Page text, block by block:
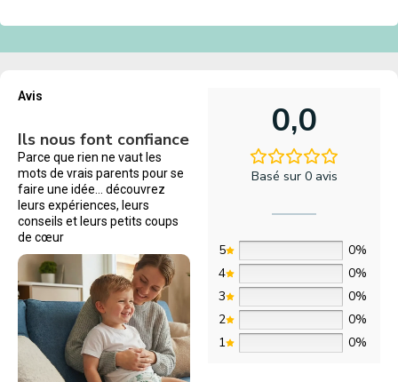
Avis
Ils nous font confiance
Parce que rien ne vaut les
mots de vrais parents pour se
faire une idée… découvrez
leurs expériences, leurs
conseils et leurs petits coups
de cœur
0,0
Basé sur 0 avis
5
0%
4
0%
3
0%
2
0%
1
0%